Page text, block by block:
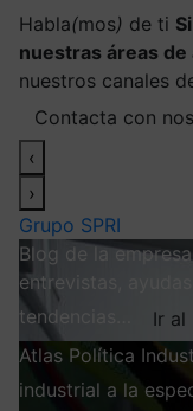
Habla(mos) de ti
nuestras áreas de
nuestros canales
Contacta con
‹
›
Grupo SPRI
Blog de la
entrevistas,
tendencias…
Ir al
Atlas Política
industrial a la